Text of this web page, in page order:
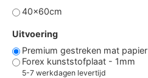
40x60cm
Uitvoering
Premium gestreken mat papier
Forex kunststofplaat - 1mm
5-7 werkdagen levertijd